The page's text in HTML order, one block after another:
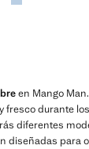
en Mango
durante
diferentes
diseñadas para